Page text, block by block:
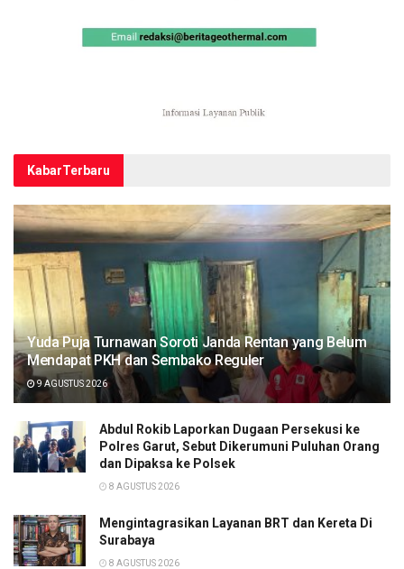
KabarTerbaru
Yuda Puja Turnawan Soroti Janda Rentan yang Belum
Mendapat PKH dan Sembako Reguler
9 AGUSTUS 2026
Abdul Rokib Laporkan Dugaan Persekusi ke
Polres Garut, Sebut Dikerumuni Puluhan Orang
dan Dipaksa ke Polsek
8 AGUSTUS 2026
Mengintagrasikan Layanan BRT dan Kereta Di
Surabaya
8 AGUSTUS 2026